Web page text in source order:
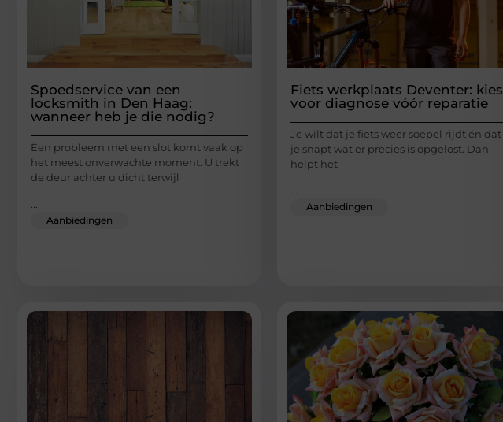
Spoedservice van een
locksmith in Den Haag:
wanneer heb je die nodig?
Een probleem met een slot komt vaak op
het meest onverwachte moment. U trekt
de deur achter u dicht terwijl
Aanbiedingen
Fiets werkplaats Deventer: kies
voor diagnose vóór reparatie
Je wilt dat je fiets weer soepel rijdt én dat
je snapt wat er precies is opgelost. Dan
helpt het
Aanbiedingen